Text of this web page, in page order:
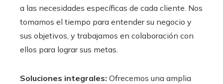
a las necesidades específicas de cada cliente. Nos
tomamos el tiempo para entender su negocio y
sus objetivos, y trabajamos en colaboración con
ellos para lograr sus metas.
Soluciones integrales: Ofrecemos una amplia